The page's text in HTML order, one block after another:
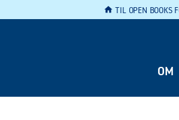
home TIL OPEN BOOKS
OM